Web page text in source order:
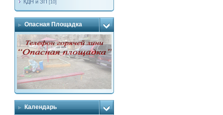
КДН и ЗП [10]
Опасная Площадка
Календарь